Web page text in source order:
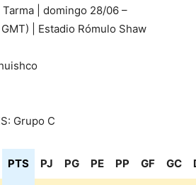
Tarma | domingo 28/06 –
| Estadio Rómulo Shaw
Grupo C
PTS PJ PG PE PP GF GC